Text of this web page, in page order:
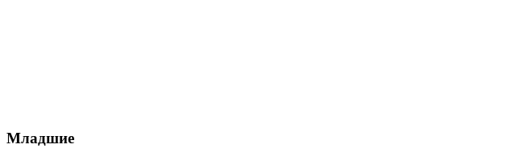
Младшие